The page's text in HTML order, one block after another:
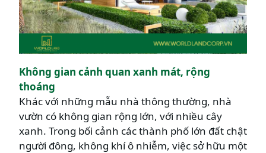
Không gian cảnh quan xanh mát, rộng
thoáng
Khác với những mẫu nhà thông thường, nhà
vườn có không gian rộng lớn, với nhiều cây
xanh. Trong bối cảnh các thành phố lớn đất chật
người đông, không khí ô nhiễm, việc sở hữu một